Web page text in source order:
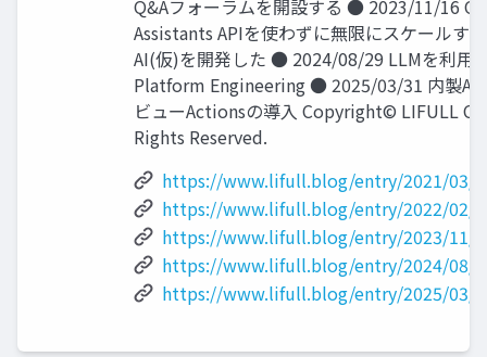
Q&Aフォーラムを開設する ● 2023/11/16
Assistants APIを使わずに無限にスケールす
AI(仮)を開発した ● 2024/08/29 LLMを利⽤
Platform Engineering ● 2025/03/31 内製AI
ビューActionsの導⼊ Copyright© LIFULL
Rights Reserved.
https://www.lifull.blog/entry/2021/03/
https://www.lifull.blog/entry/2022/02/
https://www.lifull.blog/entry/2023/11/
https://www.lifull.blog/entry/2024/08/
https://www.lifull.blog/entry/2025/03/